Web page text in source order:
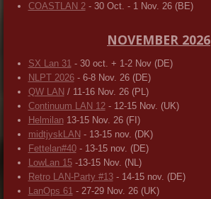
COASTLAN 2- 30 Oct. - 1 Nov. 26 (BE)
NOVEMBER 2026
SX Lan 31- 30 oct. + 1-2 Nov (DE)
NLPT 2026- 6-8 Nov. 26 (DE)
QW LAN / 11-16 Nov. 26 (PL)
Continuum LAN 12- 12-15 Nov. (UK)
Helmilan13-15 Nov. 26 (FI)
midtjyskLAN - 13-15 nov. (DK)
Fettelan#40- 13-15 nov. (DE)
LowLan 15-13-15 Nov. (NL)
Retro LAN-Party #13- 14-15 nov. (DE)
LanOps 61- 27-29 Nov. 26 (UK)